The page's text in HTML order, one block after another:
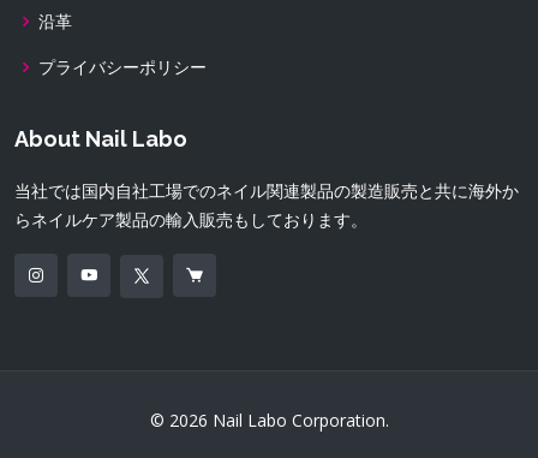
沿革
プライバシーポリシー
About Nail Labo
当社では国内自社工場でのネイル関連製品の製造販売と共に海外か
らネイルケア製品の輸入販売もしております。
© 2026 Nail Labo Corporation.